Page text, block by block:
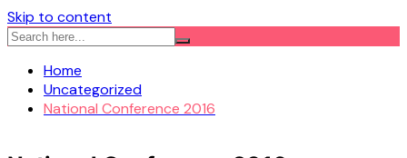
Skip to content
Home
Uncategorized
National Conference 2016